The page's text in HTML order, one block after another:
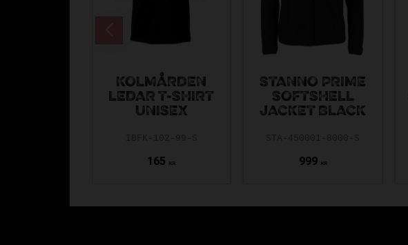
KOLMÅRDEN
LEDAR T-SHIRT
UNISEX
165 KR
STANNO PRIME
SOFTSHELL
JACKET BLACK
999 KR